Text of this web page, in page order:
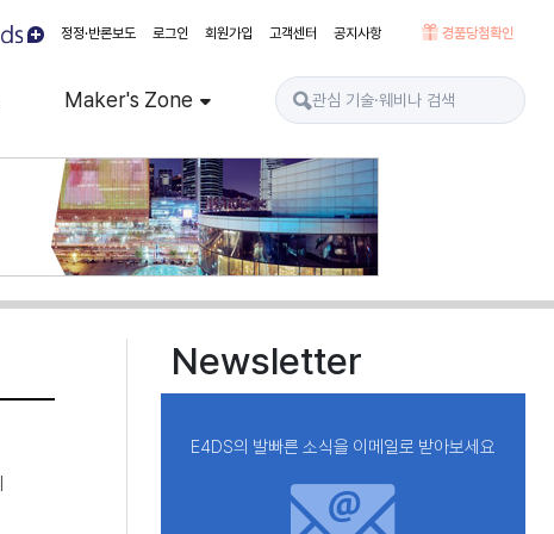
정정·반론보도 로그인 회원가입 고객센터 공지사항 경품당첨확인
Maker's Zone
Newsletter
E4DS의 발빠른 소식을 이메일로 받아보세요